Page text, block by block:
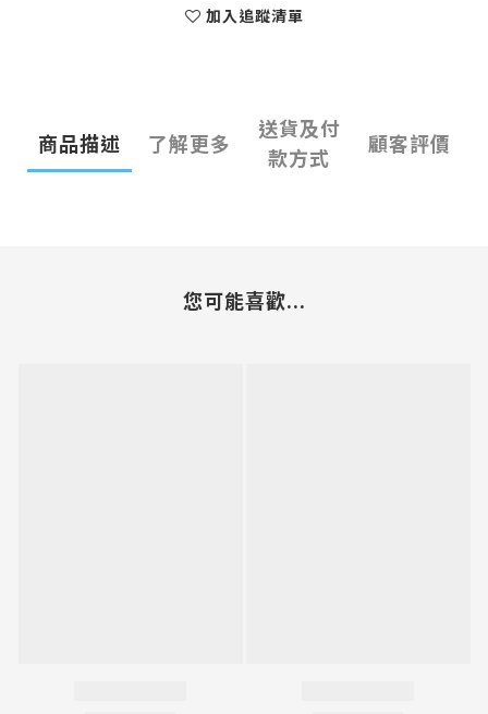
加入追蹤清單
商品描述 了解更多
送貨及付
款方式
顧客評價
您可能喜歡...